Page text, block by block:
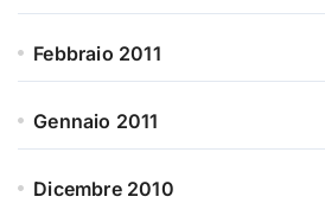
Febbraio 2011
Gennaio 2011
Dicembre 2010